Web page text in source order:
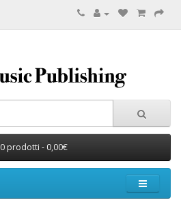
0 prodotti - 0,00€